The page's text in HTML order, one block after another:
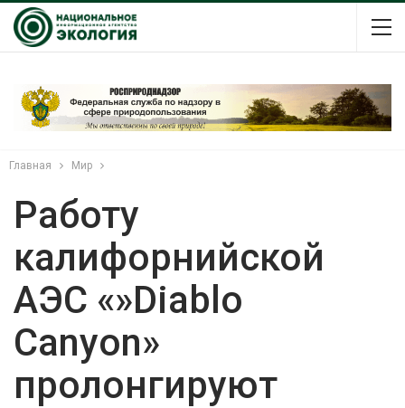
Главная Мир
Работу
калифорнийской
АЭС «»Diablo
Canyon»
пролонгируют